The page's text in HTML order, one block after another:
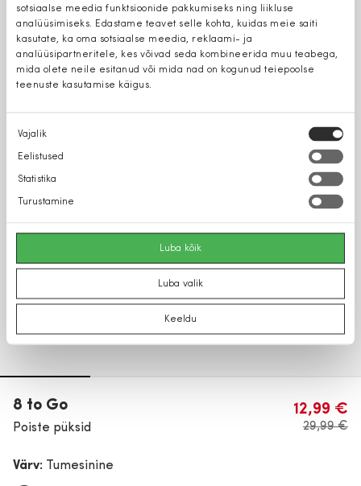
sotsiaalse meedia funktsioonide pakkumiseks ning liikluse
analüüsimiseks. Edastame teavet selle kohta, kuidas meie saiti
kasutate, ka oma sotsiaalse meedia, reklaami- ja
analüüsipartneritele, kes võivad seda kombineerida muu teabega,
mida olete neile esitanud või mida nad on kogunud teiepoolse
teenuste kasutamise käigus.
Nõusoleku
valik
Vajalik
Eelistused
Statistika
Turustamine
Luba kõik
Luba valik
Keeldu
8 to Go
Poiste püksid
12,99 €
29,99 €
Värv: Tumesinine